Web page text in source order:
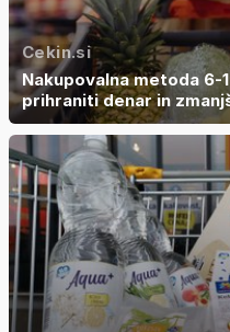
Cekin.si
Nakupovalna metoda 6-
prihraniti denar in